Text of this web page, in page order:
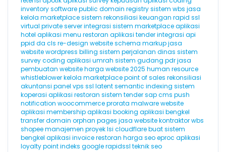
inventory softwarepublic domain registrysistem wbs jasa
kelola marketplacesistem rekonsiliasi keuangan rapid ssl
virtual private serverintegrasi sistem marketplaceaplikasi
hotel aplikasi menu restoran aplikasi tenderintegrasi api
ppid da cls re-design websiteschema markupjasa
website wordpress billing sistem perjalanan dinas sistem
surveycoding aplikasi umrah sistem gudang pdrjasa
pembuatan websiteharga website 2025 human resource
whistleblowerkelola marketplacepoint of sales rekonsiliasi
akuntansi panel vps ssl latent semantic indexing sistem
koperasi aplikasi restoran sistem tendersapcms push
notification woocommerceprorata malware website
aplikasi membershipaplikasi booking aplikasi bengkel
transfer domain orphan pages jasa website kontraktorwbs
shopeemanajemen proyeklsi cloudflarebuat sistem
bengkel aplikasi invoicerestoran harga seoeproc aplikasi
loyalty pointindeks googlerapidssl teknik seo